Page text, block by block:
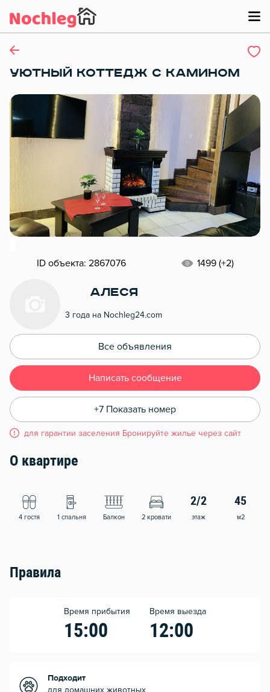
УЮТНЫЙ КОТТЕДЖ С КАМИНОМ
ID объекта: 2867076 1499 (+2)
Алеся
3 года на Nochleg24.com
Все объявления
Написать сообщение
+7 Показать номер
для гарантии заселения Бронируйте жилье через сайт
О квартире
4 гостя 1 спальня Балкон 2 кровати
2/2
этаж
45
м2
Правила
Время прибытия
15:00
Время выезда
12:00
Подходит
для домашних животных